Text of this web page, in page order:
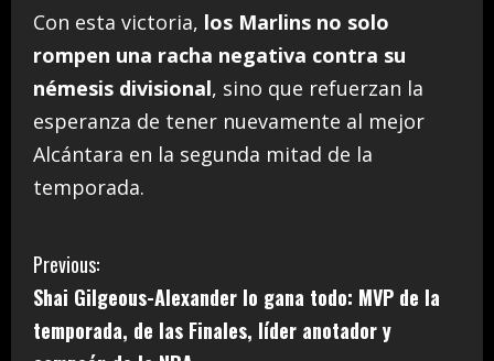
Con esta victoria, los Marlins no solo
rompen una racha negativa contra su
némesis divisional, sino que refuerzan la
esperanza de tener nuevamente al mejor
Alcántara en la segunda mitad de la
temporada.
C
o
Previous:
Shai Gilgeous-Alexander lo gana todo: MVP de la
temporada, de las Finales, líder anotador y